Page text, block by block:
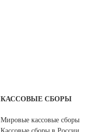
КАССОВЫЕ СБОРЫ
Мировые кассовые сборы